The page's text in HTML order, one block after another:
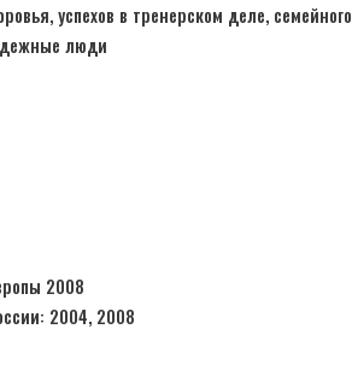
успехов в тренерском деле,
люди
2008
2004, 2008